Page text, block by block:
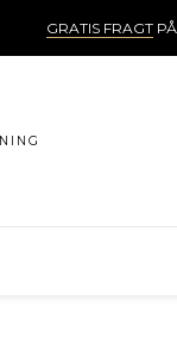
GRATIS FRAGT